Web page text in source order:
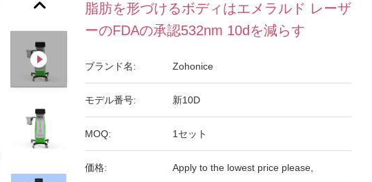
脂肪を形づけるボディはエメラルド レーザ
ーのFDAの承認532nm 10dを減らす
ブランド名: Zohonice
モデル番号: 新10D
MOQ: 1セット
価格: Apply to the lowest price please,